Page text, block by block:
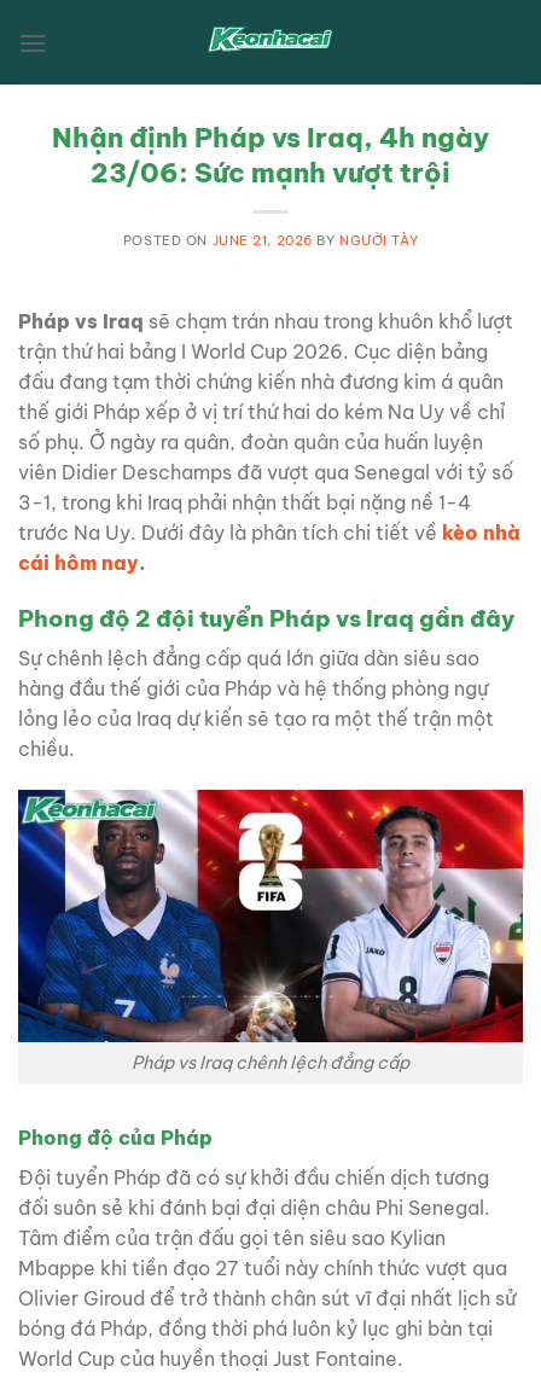
Nhận định Pháp vs Iraq, 4h ngày
23/06: Sức mạnh vượt trội
POSTED ON JUNE 21, 2026 BYNGƯỜI TÀY
Pháp vs Iraq sẽ chạm trán nhau trong khuôn khổ lượt
trận thứ hai bảng I World Cup 2026. Cục diện bảng
đấu đang tạm thời chứng kiến nhà đương kim á quân
thế giới Pháp xếp ở vị trí thứ hai do kém Na Uy về chỉ
số phụ. Ở ngày ra quân, đoàn quân của huấn luyện
viên Didier Deschamps đã vượt qua Senegal với tỷ số
3-1, trong khi Iraq phải nhận thất bại nặng nề 1-4
trước Na Uy. Dưới đây là phân tích chi tiết về kèo nhà
cái hôm nay.
Phong độ 2 đội tuyển Pháp vs Iraq gần đây
Sự chênh lệch đẳng cấp quá lớn giữa dàn siêu sao
hàng đầu thế giới của Pháp và hệ thống phòng ngự
lỏng lẻo của Iraq dự kiến sẽ tạo ra một thế trận một
chiều.
Pháp vs Iraq chênh lệch đẳng cấp
Phong độ của Pháp
Đội tuyển Pháp đã có sự khởi đầu chiến dịch tương
đối suôn sẻ khi đánh bại đại diện châu Phi Senegal.
Tâm điểm của trận đấu gọi tên siêu sao Kylian
Mbappe khi tiền đạo 27 tuổi này chính thức vượt qua
Olivier Giroud để trở thành chân sút vĩ đại nhất lịch sử
bóng đá Pháp, đồng thời phá luôn kỷ lục ghi bàn tại
World Cup của huyền thoại Just Fontaine.